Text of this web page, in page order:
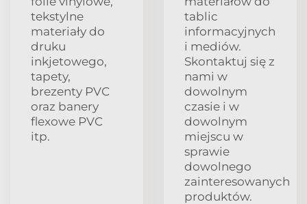
tekstylne
materiały do
druku
inkjetowego,
tapety,
brezenty PVC
oraz banery
flexowe PVC
itp.
tablic
informacyjnych
i mediów.
Skontaktuj się z
nami w
dowolnym
czasie i w
dowolnym
miejscu w
sprawie
dowolnego
zainteresowanych
produktów.